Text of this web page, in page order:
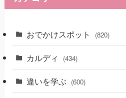
おでかけスポット (820)
カルディ (434)
違いを学ぶ (600)